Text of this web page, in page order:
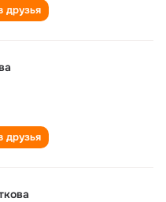
друзья
друзья